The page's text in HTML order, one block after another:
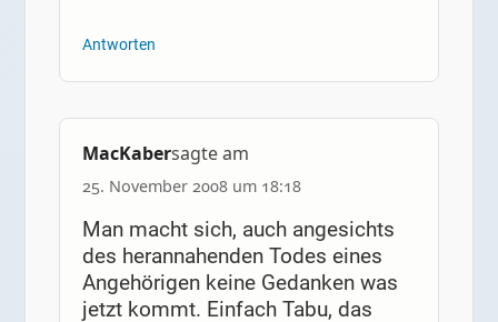
Antworten
MacKabersagte am
25. November 2008 um 18:18
Man macht sich, auch angesichts
des herannahenden Todes eines
Angehörigen keine Gedanken was
jetzt kommt. Einfach Tabu, das